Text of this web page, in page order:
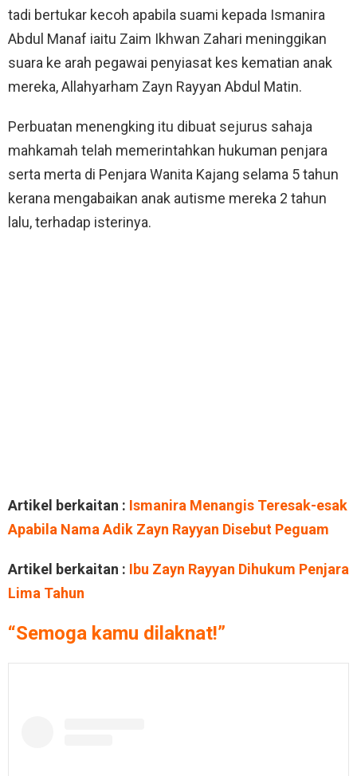
tadi bertukar kecoh apabila suami kepada Ismanira
Abdul Manaf iaitu Zaim Ikhwan Zahari meninggikan
suara ke arah pegawai penyiasat kes kematian anak
mereka, Allahyarham Zayn Rayyan Abdul Matin.
Perbuatan menengking itu dibuat sejurus sahaja
mahkamah telah memerintahkan hukuman penjara
serta merta di Penjara Wanita Kajang selama 5 tahun
kerana mengabaikan anak autisme mereka 2 tahun
lalu, terhadap isterinya.
Artikel berkaitan : Ismanira Menangis Teresak-esak
Apabila Nama Adik Zayn Rayyan Disebut Peguam
Artikel berkaitan : Ibu Zayn Rayyan Dihukum Penjara
Lima Tahun
“Semoga kamu dilaknat!”